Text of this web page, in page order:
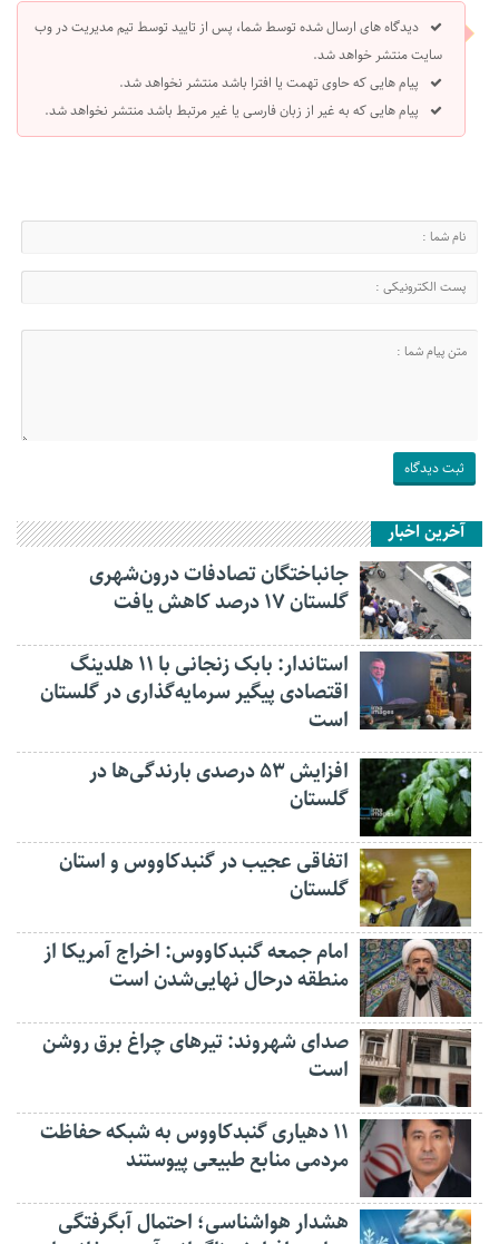
دیدگاه های ارسال شده توسط شما، پس از تایید توسط تیم مدیریت در وب
سایت منتشر خواهد شد.
پیام هایی که حاوی تهمت یا افترا باشد منتشر نخواهد شد.
پیام هایی که به غیر از زبان فارسی یا غیر مرتبط باشد منتشر نخواهد شد.
آخرین اخبار
جانباختگان تصادفات درون‌شهری
گلستان ۱۷ درصد کاهش یافت
استاندار: بابک زنجانی با ۱۱ هلدینگ
اقتصادی پیگیر سرمایه‌گذاری در گلستان
است
افزایش ۵۳ درصدی بارندگی‌ها در
گلستان
اتفاقی عجیب در‌ گنبدکاووس و استان
گلستان
امام جمعه گنبدکاووس: اخراج آمریکا از
منطقه درحال نهایی‌شدن است
صدای شهروند: تیرهای چراغ برق روشن
است
۱۱ دهیاری گنبدکاووس به شبکه حفاظت
مردمی منابع طبیعی پیوستند
هشدار هواشناسی؛ احتمال آبگرفتگی